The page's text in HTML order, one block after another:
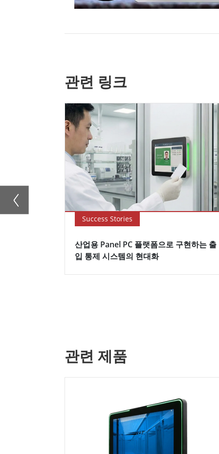
관련 링크
Success Stories
산업용 Panel PC 플랫폼으로 구현하는 출
입 통제 시스템의 현대화
관련 제품